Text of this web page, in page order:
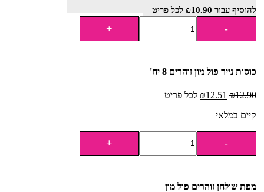
להוסיף⁦⁩ עבור ₪10.90 לכל פריט
כוסות נייר פול מון זוהרים 8 יח'
₪12.90
₪12.51
לכל פריט
קיים במלאי
מפת שולחן זוהרים פול מון